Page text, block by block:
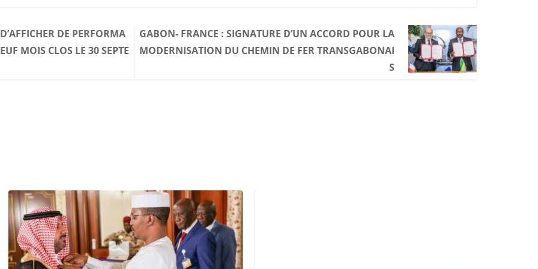
DE PERFORMA
MOIS CLOS LE 30 SEPTE
GABON- FRANCE : SIGNATURE D’UN ACCORD POUR LA
MODERNISATION DU CHEMIN DE FER TRANSGABONAI
S